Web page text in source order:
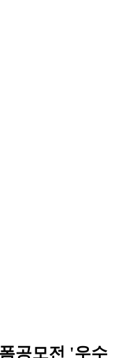
공모전 '우수